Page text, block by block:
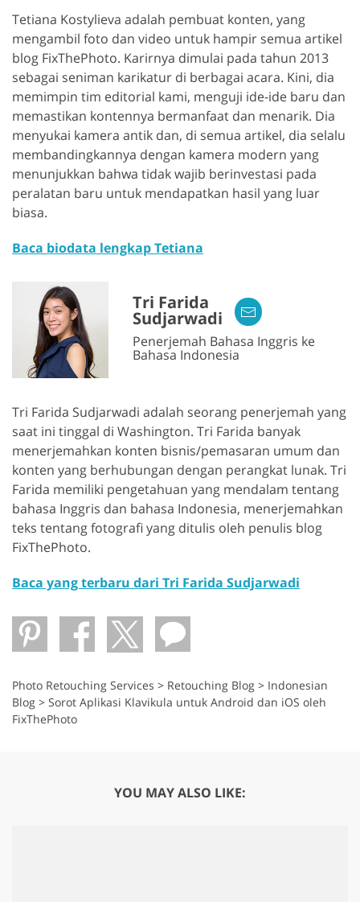
Tetiana Kostylieva adalah pembuat konten, yang
mengambil foto dan video untuk hampir semua artikel
blog FixThePhoto. Karirnya dimulai pada tahun 2013
sebagai seniman karikatur di berbagai acara. Kini, dia
memimpin tim editorial kami, menguji ide-ide baru dan
memastikan kontennya bermanfaat dan menarik. Dia
menyukai kamera antik dan, di semua artikel, dia selalu
membandingkannya dengan kamera modern yang
menunjukkan bahwa tidak wajib berinvestasi pada
peralatan baru untuk mendapatkan hasil yang luar
biasa.
Baca biodata lengkap Tetiana
Tri Farida
Sudjarwadi
Penerjemah Bahasa Inggris ke
Bahasa Indonesia
Tri Farida Sudjarwadi adalah seorang penerjemah yang
saat ini tinggal di Washington. Tri Farida banyak
menerjemahkan konten bisnis/pemasaran umum dan
konten yang berhubungan dengan perangkat lunak. Tri
Farida memiliki pengetahuan yang mendalam tentang
bahasa Inggris dan bahasa Indonesia, menerjemahkan
teks tentang fotografi yang ditulis oleh penulis blog
FixThePhoto.
Baca yang terbaru dari Tri Farida Sudjarwadi
Photo Retouching Services > Retouching Blog > Indonesian
Blog > Sorot Aplikasi Klavikula untuk Android dan iOS oleh
FixThePhoto
YOU MAY ALSO LIKE: